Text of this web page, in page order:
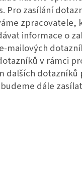
Pro zasílání
informace o
mailových
v rámci
dotazníků
dále